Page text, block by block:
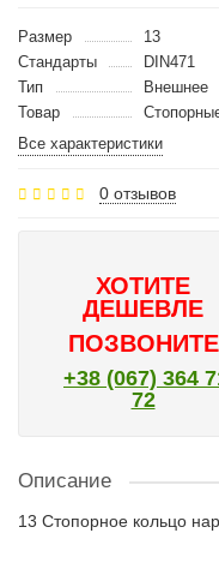
Размер
13
Стандарты
DIN471
Тип
Внешнее
Товар
Все характеристики
0 отзывов
ХОТИТЕ
ДЕШЕВЛЕ
ПОЗВОНИТЕ
+38 (067) 364
72
Описание
13 Стопорное кольцо